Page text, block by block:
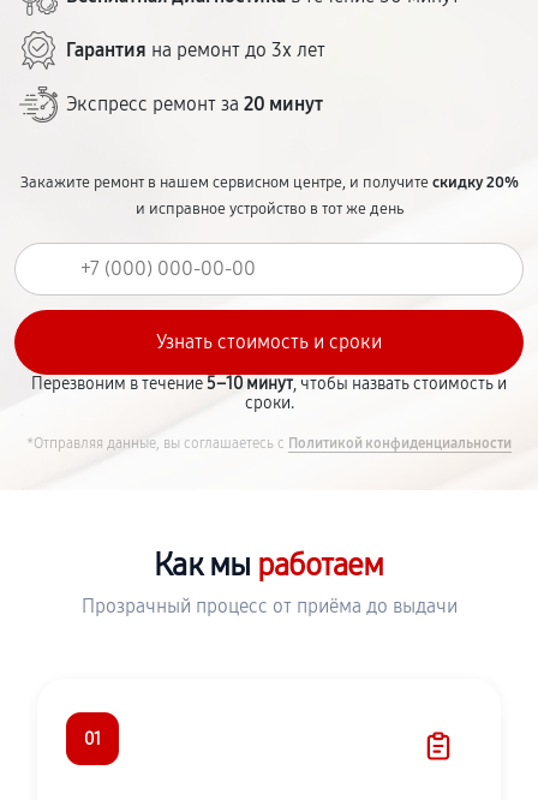
Гарантия на ремонт до 3х лет
Экспресс ремонт за 20 минут
Закажите ремонт в нашем сервисном центре, и получитескидку 20%
и исправное устройство в тот же день
Перезвоним в течение5–10 минут, чтобы назвать стоимость и
сроки.
*Отправляя данные, вы соглашаетесь с Политикой конфиденциальности
Как мы работаем
Прозрачный процесс от приёма до выдачи
01